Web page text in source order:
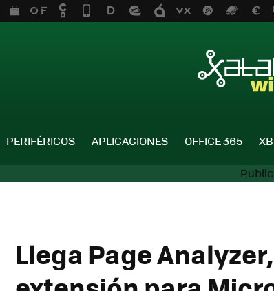
PERIFÉRICOS APLICACIONES OFFICE 365
Llega Page